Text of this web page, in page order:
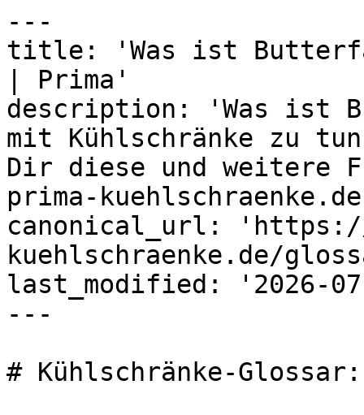
---
title: 'Was ist
| Prima'
description: 'Was ist
mit Kühlschränke zu
Dir diese und weitere
prima-
canonical_url: 'https://
kuehlschraenke.de/
last_modified: '2026-
---
# Kühlschränke-